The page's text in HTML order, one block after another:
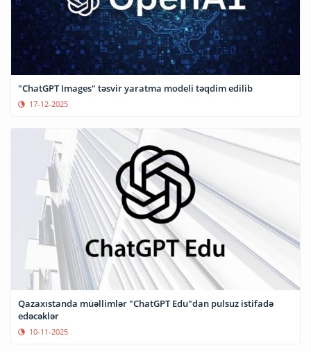
"ChatGPT Images" təsvir yaratma modeli təqdim edilib
17-12-2025
Qazaxıstanda müəllimlər "ChatGPT Edu"dan pulsuz istifadə
edəcəklər
10-11-2025